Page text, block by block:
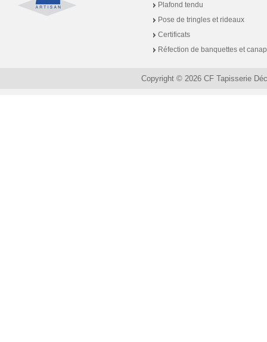
Plafond tendu
Pose de tringles et rideaux
Certificats
Réfection de banquettes et
Copyright © 2026 CF Tapisserie